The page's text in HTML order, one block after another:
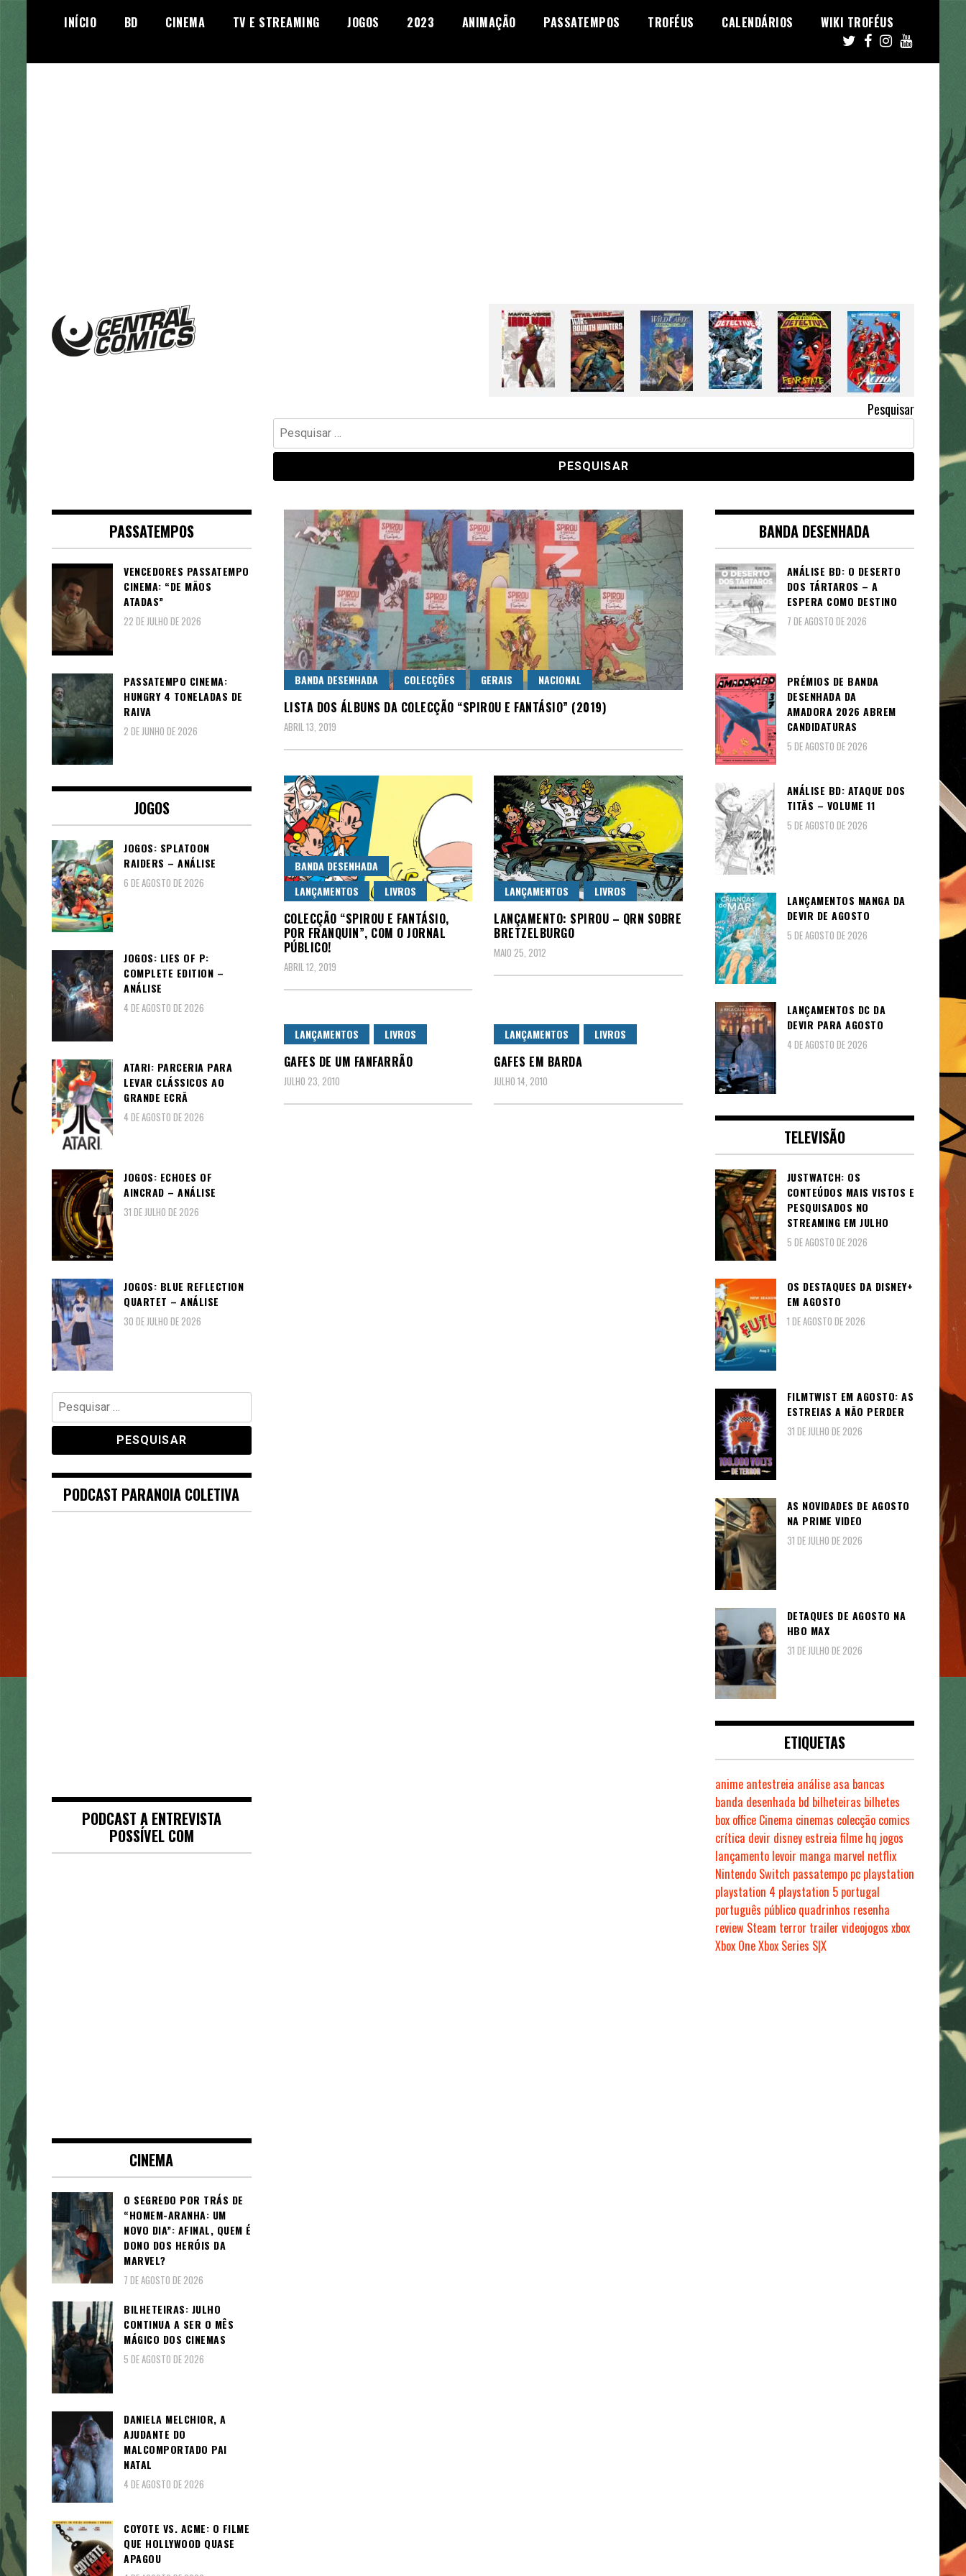
INÍCIO BD CINEMA TV E STREAMING JOGOS 2023 ANIMAÇÃO PASSATEMPOS TROFÉUS CALENDÁRIOS WIKI TROFÉUS
Pesquisar
Pesquisar
por:
BANDA DESENHADA COLECÇÕES GERAIS NACIONAL
LISTA DOS ÁLBUNS DA COLECÇÃO “SPIROU E FANTÁSIO” (2019)
ABRIL 13, 2019
BANDA DESENHADA
LANÇAMENTOS
LIVROS
COLECÇÃO “SPIROU E FANTÁSIO,
POR FRANQUIN”, COM O JORNAL
PÚBLICO!
ABRIL 12, 2019
LANÇAMENTOS LIVROS
LANÇAMENTO: SPIROU – QRN SOBRE
BRETZELBURGO
MAIO 25, 2012
LANÇAMENTOS LIVROS
GAFES DE UM FANFARRÃO
JULHO 23, 2010
LANÇAMENTOS LIVROS
GAFES EM BARDA
JULHO 14, 2010
PASSATEMPOS
VENCEDORES PASSATEMPO
CINEMA: “DE MÃOS
ATADAS”
22 DE JULHO DE 2026
PASSATEMPO CINEMA:
HUNGRY 4 TONELADAS DE
RAIVA
2 DE JUNHO DE 2026
JOGOS
JOGOS: SPLATOON
RAIDERS – ANÁLISE
6 DE AGOSTO DE 2026
JOGOS: LIES OF P:
COMPLETE EDITION –
ANÁLISE
4 DE AGOSTO DE 2026
ATARI: PARCERIA PARA
LEVAR CLÁSSICOS AO
GRANDE ECRÃ
4 DE AGOSTO DE 2026
JOGOS: ECHOES OF
AINCRAD – ANÁLISE
31 DE JULHO DE 2026
JOGOS: BLUE REFLECTION
QUARTET – ANÁLISE
30 DE JULHO DE 2026
Pesquisar
por:
PODCAST PARANOIA COLETIVA
PODCAST A ENTREVISTA
POSSÍVEL COM
CINEMA
O SEGREDO POR TRÁS DE
“HOMEM-ARANHA: UM
NOVO DIA”: AFINAL, QUEM É
DONO DOS HERÓIS DA
MARVEL?
7 DE AGOSTO DE 2026
BILHETEIRAS: JULHO
CONTINUA A SER O MÊS
MÁGICO DOS CINEMAS
5 DE AGOSTO DE 2026
DANIELA MELCHIOR, A
AJUDANTE DO
MALCOMPORTADO PAI
NATAL
4 DE AGOSTO DE 2026
COYOTE VS. ACME: O FILME
QUE HOLLYWOOD QUASE
APAGOU
BANDA DESENHADA
ANÁLISE BD: O DESERTO
DOS TÁRTAROS – A
ESPERA COMO DESTINO
7 DE AGOSTO DE 2026
PRÉMIOS DE BANDA
DESENHADA DA
AMADORA 2026 ABREM
CANDIDATURAS
5 DE AGOSTO DE 2026
ANÁLISE BD: ATAQUE DOS
TITÃS – VOLUME 11
5 DE AGOSTO DE 2026
LANÇAMENTOS MANGA DA
DEVIR DE AGOSTO
5 DE AGOSTO DE 2026
LANÇAMENTOS DC DA
DEVIR PARA AGOSTO
4 DE AGOSTO DE 2026
TELEVISÃO
JUSTWATCH: OS
CONTEÚDOS MAIS VISTOS E
PESQUISADOS NO
STREAMING EM JULHO
5 DE AGOSTO DE 2026
OS DESTAQUES DA DISNEY+
EM AGOSTO
1 DE AGOSTO DE 2026
FILMTWIST EM AGOSTO: AS
ESTREIAS A NÃO PERDER
31 DE JULHO DE 2026
AS NOVIDADES DE AGOSTO
NA PRIME VIDEO
31 DE JULHO DE 2026
DETAQUES DE AGOSTO NA
HBO MAX
31 DE JULHO DE 2026
ETIQUETAS
anime antestreia análise asa bancas
banda desenhada bd bilheteiras bilhetes
box office Cinema cinemas colecção comics
crítica devir disney estreiafilme hq jogos
lançamento levoir manga marvel netflix
Nintendo Switch passatempo pc playstation
playstation 4 playstation 5 portugal
português público quadrinhos resenha
review Steam terror trailer videojogos xbox
Xbox OneXbox Series S|X